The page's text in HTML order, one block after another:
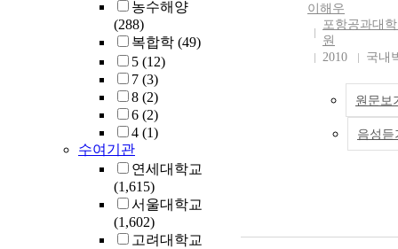
농수해양
(288)
복합학 (49)
5 (12)
7 (3)
8 (2)
6 (2)
4 (1)
수여기관
연세대학교
(1,615)
서울대학교
(1,602)
고려대학교
이해우
포항공과대
원
2010
국내
원문보
음성듣